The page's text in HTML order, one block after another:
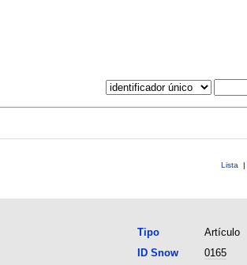
Lista |
Tipo
Artículo
ID Snow
0165